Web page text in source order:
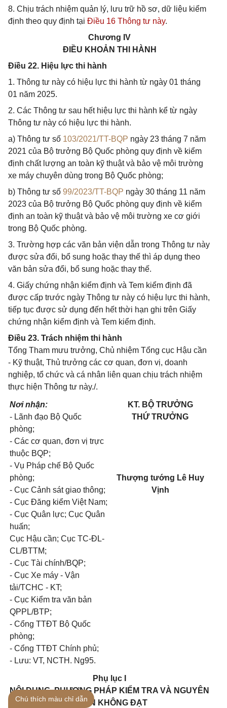
8. Chịu trách nhiệm quản lý, lưu trữ hồ sơ, dữ liệu kiểm
định theo quy định tại Điều 16 Thông tư này.
Chương IV
ĐIỀU KHOẢN THI HÀNH
Điều 22. Hiệu lực thi hành
1. Thông tư này có hiệu lực thi hành từ ngày 01 tháng
01 năm 2025.
2. Các Thông tư sau hết hiệu lực thi hành kể từ ngày
Thông tư này có hiệu lực thi hành.
a) Thông tư số 103/2021/TT-BQP ngày 23 tháng 7 năm
2021 của Bộ trưởng Bộ Quốc phòng quy định về kiểm
định chất lượng an toàn kỹ thuật và bảo vệ môi trường
xe máy chuyên dùng trong Bộ Quốc phòng;
b) Thông tư số 99/2023/TT-BQP ngày 30 tháng 11 năm
2023 của Bộ trưởng Bộ Quốc phòng quy định về kiểm
định an toàn kỹ thuật và bảo vệ môi trường xe cơ giới
trong Bộ Quốc phòng.
3. Trường hợp các văn bản viện dẫn trong Thông tư này
được sửa đổi, bổ sung hoặc thay thế thì áp dụng theo
văn bản sửa đổi, bổ sung hoặc thay thế.
4. Giấy chứng nhận kiểm định và Tem kiểm định đã
được cấp trước ngày Thông tư này có hiệu lực thi hành,
tiếp tục được sử dụng đến hết thời hạn ghi trên Giấy
chứng nhận kiểm định và Tem kiểm định.
Điều 23. Trách nhiệm thi hành
Tổng Tham mưu trưởng, Chủ nhiệm Tổng cục Hậu cần
- Kỹ thuật, Thủ trưởng các cơ quan, đơn vị, doanh
nghiệp, tổ chức và cá nhân liên quan chịu trách nhiệm
thực hiện Thông tư này./.
Nơi nhận:
- Lãnh đạo Bộ Quốc
phòng;
- Các cơ quan, đơn vị trực
thuộc BQP;
- Vụ Pháp chế Bộ Quốc
phòng;
- Cục Cảnh sát giao thông;
- Cục Đăng kiểm Việt Nam;
- Cục Quân lực; Cục Quân
huấn;
Cục Hậu cần; Cục TC-ĐL-
CL/BTTM;
- Cục Tài chính/BQP;
- Cục Xe máy - Vận
tải/TCHC - KT;
- Cục Kiểm tra văn bản
QPPL/BTP;
- Cổng TTĐT Bộ Quốc
phòng;
- Cổng TTĐT Chính phủ;
- Lưu: VT, NCTH. Ng95.
KT. BỘ TRƯỞNG
THỨ TRƯỞNG
Thượng tướng Lê Huy
Vịnh
Phụ lục I
NỘI DUNG, PHƯƠNG PHÁP KIỂM TRA VÀ NGUYÊN
NHÂN KHÔNG ĐẠT
Chú thích màu chỉ dẫn